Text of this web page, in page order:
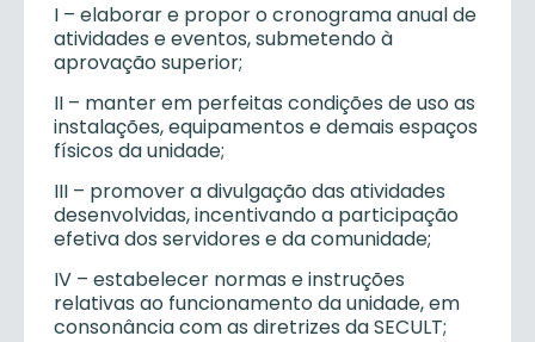
I – elaborar e propor o cronograma anual de
atividades e eventos, submetendo à
aprovação superior;
II – manter em perfeitas condições de uso as
instalações, equipamentos e demais espaços
físicos da unidade;
III – promover a divulgação das atividades
desenvolvidas, incentivando a participação
efetiva dos servidores e da comunidade;
IV – estabelecer normas e instruções
relativas ao funcionamento da unidade, em
consonância com as diretrizes da SECULT;